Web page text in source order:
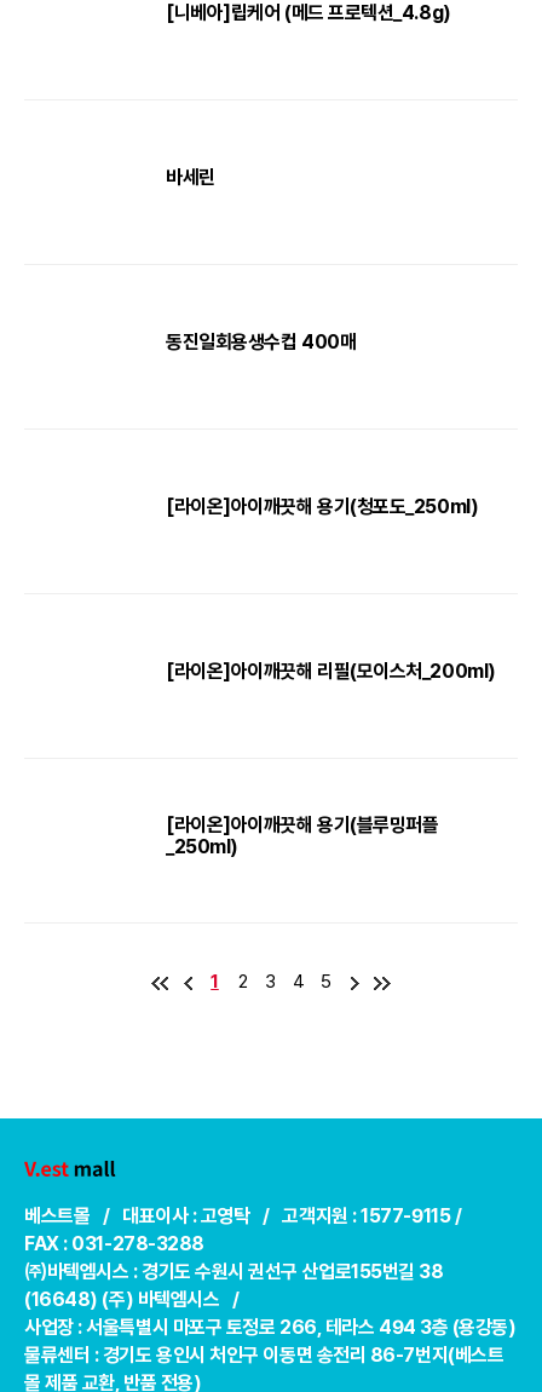
[니베아]립케어 (메드 프로텍션_4.8g)
바세린
동진일회용생수컵 400매
[라이온]아이깨끗해 용기(청포도_250ml)
[라이온]아이깨끗해 리필(모이스처_200ml)
[라이온]아이깨끗해 용기(블루밍퍼플
_250ml)
1 2 3 4 5
베스트몰 / 대표이사 : 고영탁 / 고객지원 : 1577-9115 /
FAX : 031-278-3288
㈜바텍엠시스 : 경기도 수원시 권선구 산업로155번길 38
(16648) (주) 바텍엠시스 /
사업장 : 서울특별시 마포구 토정로 266, 테라스 494 3층 (용강동)
물류센터 : 경기도 용인시 처인구 이동면 송전리 86-7번지(베스트
몰 제품 교환, 반품 전용)